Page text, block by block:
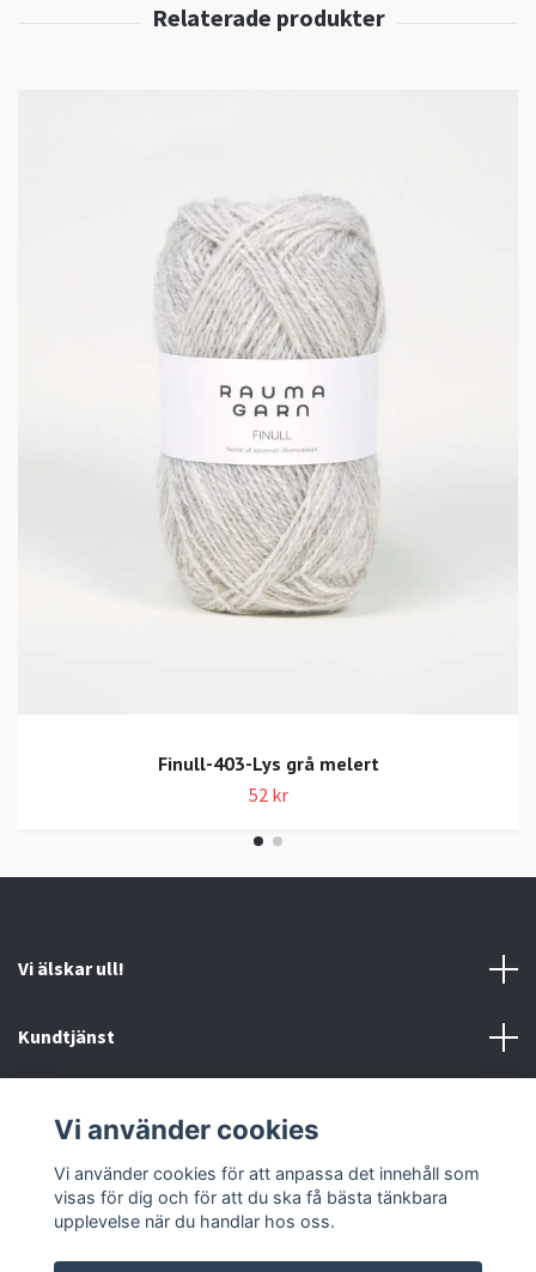
Finull-403-Lys grå melert
52 kr
Vi älskar ull!
Kundtjänst
Sociala medier
Vi använder cookies
Vi använder cookies för att anpassa det innehåll som
visas för dig och för att du ska få bästa tänkbara
upplevelse när du handlar hos oss.